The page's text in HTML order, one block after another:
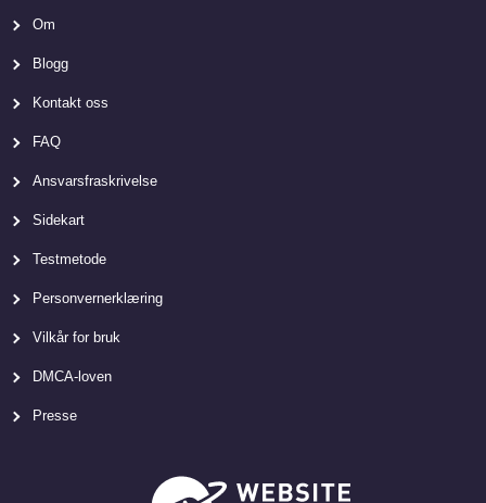
Om
Blogg
Kontakt oss
FAQ
Ansvarsfraskrivelse
Sidekart
Testmetode
Personvernerklæring
Vilkår for bruk
DMCA-loven
Presse